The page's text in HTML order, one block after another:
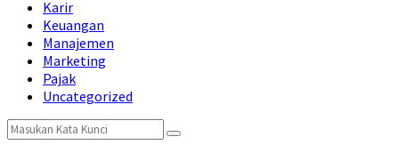
Karir
Keuangan
Manajemen
Marketing
Pajak
Uncategorized
Search
for:
Search